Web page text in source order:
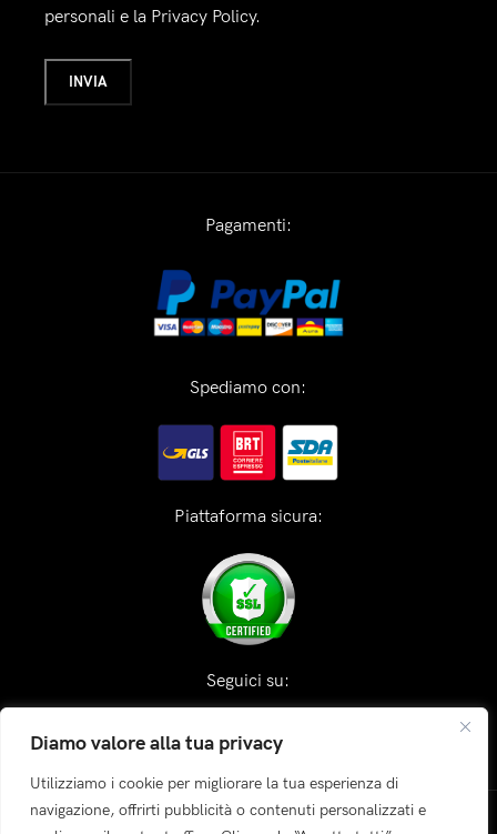
Diamo valore alla tua privacy
Utilizziamo i cookie per migliorare la tua esperienza di
navigazione, offrirti pubblicità o contenuti personalizzati e
personali e la Privacy Policy.
Pagamenti:
Spediamo con:
Piattaforma sicura:
Seguici su: